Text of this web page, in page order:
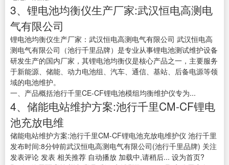
3、锂电池均衡仪生产厂家:武汉恒电高测电
气有限公司
锂电池均衡仪生产厂家：武汉恒电高测电气有限公司 武汉恒电高
测电气有限公司（池行千里品牌）是专业从事锂电池测试维护设备
研发生产的国内厂家，其锂电池均衡仪是核心产品之一，主要服务
于新能源、储能、动力电池组、汽车、通信、基站、后备电源等领
域的电池维护。
一、产品概括池行千里CE-CF锂电池模组均衡维护仪专为...
4、储能电站维护方案:池行千里CM-CF锂电
池充放电维
储能电站维护方案:池行千里CM-CF锂电池充放电维护仪 池行千里
发布时间:8分钟前武汉恒电高测电气有限公司(池行千里品牌) 关注
发表评论 发表 相关推荐 自动播放 加载中,请稍后... 设为首页?